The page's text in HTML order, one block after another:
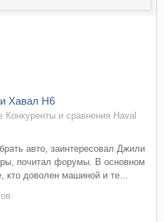
Хавал Н6
Конкуренты и сравнения Haval
авто, заинтересовал Джили
почитал форумы. В основном
кто доволен машиной и те...